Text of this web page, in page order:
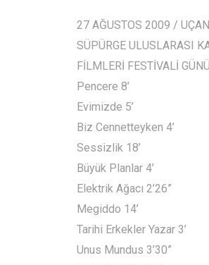
27 AĞUSTOS 2009 / UÇAN
SÜPÜRGE ULUSLARASI
FİLMLERİ FESTİVALİ GÜNÜ
Pencere 8’
Evimizde 5’
Biz Cennetteyken 4’
Sessizlik 18’
Büyük Planlar 4’
Elektrik Ağacı 2’26”
Megiddo 14’
Tarihi Erkekler Yazar 3’
Unus Mundus 3’30”